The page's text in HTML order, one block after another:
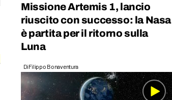
Missione Artemis 1, lancio
riuscito con successo: la Nasa
è partita per il ritorno sulla
Luna
DiFilippo Bonaventura